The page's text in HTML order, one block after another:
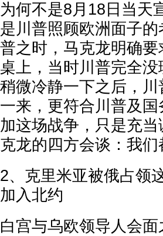
为何不是8月18日当天
是川普照顾欧洲面子
普之时，马克龙明确要
桌上，当时川普完全没
稍微冷静一下之后，
一来，更符合川普及
加这场战争，只是充
克龙的四方会谈：我
2、克里米亚被俄占领
加入北约
白宫与乌欧领导人会